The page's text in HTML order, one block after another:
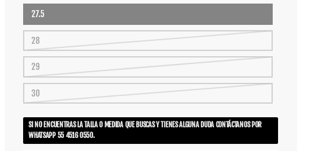
27.5
28
29
30
SI NO ENCUENTRAS LA TALLA O MEDIDA QUE BUSCAS Y TIENES ALGUNA DUDA CONTÁCTANOS POR
WHATSAPP 55 4516 0550.